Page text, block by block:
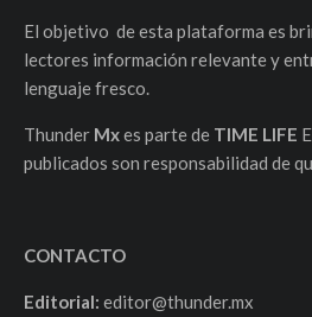
El objetivo de esta plataforma es
lectores información relevante y
lenguaje fresco.
Thunder Mxes parte de TIME LIFE
publicados son responsabilidad de
CONTACTO
Editorial: editor@thunder.mx